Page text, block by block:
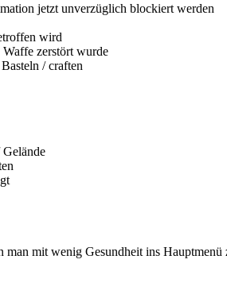
jetzt unverzüglich blockiert werden
wird
zerstört wurde
/ craften
man mit wenig Gesundheit ins Hauptmenü